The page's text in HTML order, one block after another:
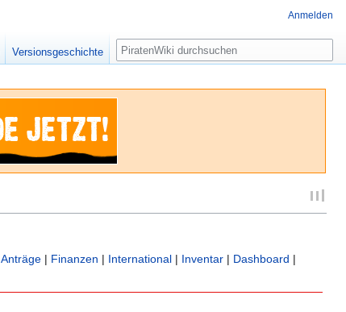
Anträge | Finanzen | International | Inventar | Dashboard |
Anmelden
Versionsgeschichte Suche